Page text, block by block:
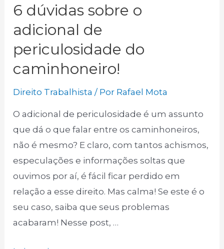
6 dúvidas sobre o
adicional de
periculosidade do
caminhoneiro!
Direito Trabalhista / Por Rafael Mota
O adicional de periculosidade é um assunto
que dá o que falar entre os caminhoneiros,
não é mesmo? E claro, com tantos achismos,
especulações e informações soltas que
ouvimos por aí, é fácil ficar perdido em
relação a esse direito. Mas calma! Se este é o
seu caso, saiba que seus problemas
acabaram! Nesse post, …